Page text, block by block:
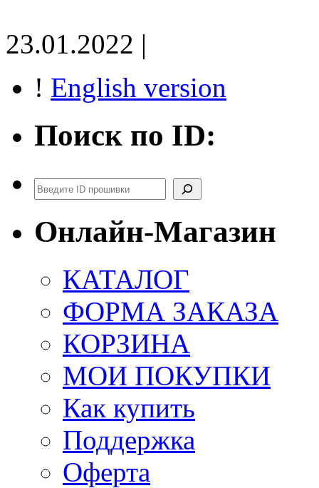
23.01.2022 |
! English version
Поиск по ID:
Поиск
Онлайн-Магазин
КАТАЛОГ
ФОРМА ЗАКАЗА
КОРЗИНА
МОИ ПОКУПКИ
Как купить
Поддержка
Оферта